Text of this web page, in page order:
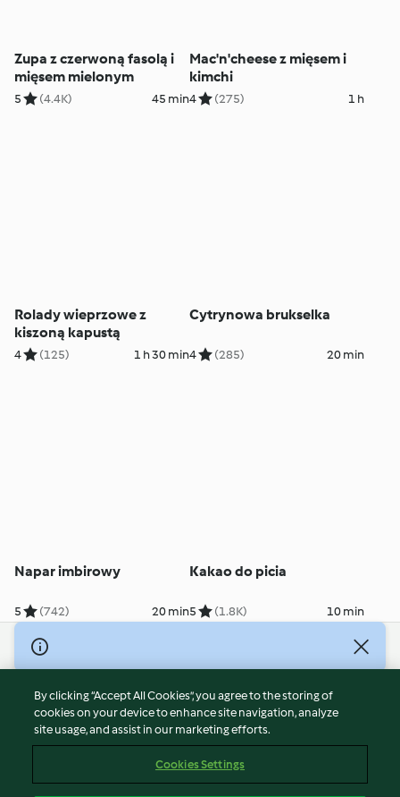
Zupa z czerwoną fasolą i
mięsem mielonym
5 (4.4K) 45 min
Mac'n'cheese z mięsem i
kimchi
4 (275) 1 h
Rolady wieprzowe z
kiszoną kapustą
4 (125) 1 h 30 min
Cytrynowa brukselka
4 (285) 20 min
Napar imbirowy
5 (742) 20 min
Kakao do picia
5 (1.8K) 10 min
© Copyright 2026
Terms of Service
Privacy Policy
Disclaimer
Cookies
By clicking “Accept All Cookies”, you agree to the storing of
cookies on your device to enhance site navigation, analyze
site usage, and assist in our marketing efforts.
Cookies Settings